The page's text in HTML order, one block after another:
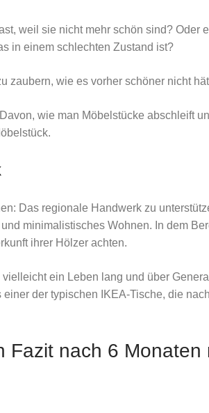
weil sie nicht mehr schön sind? Oder
in einem schlechten Zustand ist?
zaubern, wie es vorher schöner nicht
wie man Möbelstücke abschleift
Das regionale Handwerk zu
minimalistisches Wohnen. In dem
ihrer Hölzer achten.
ein Leben lang und über
der typischen IKEA-Tische, die
Fazit nach 6 Monaten